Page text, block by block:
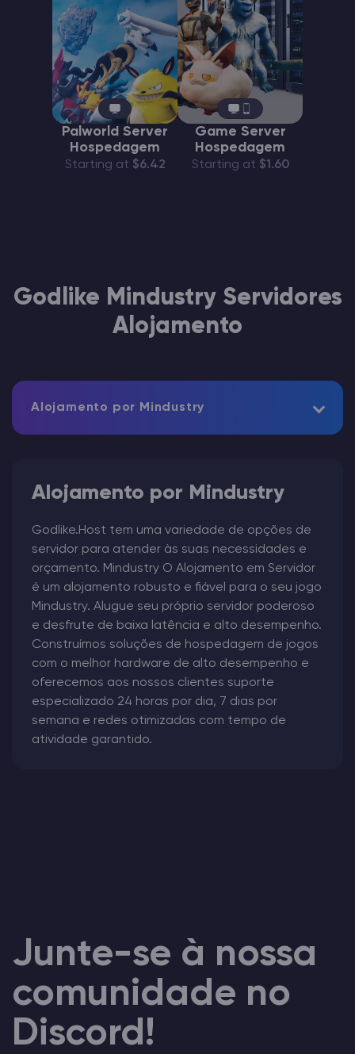
Palworld Server
Hospedagem
Starting at $6.42
Game Server
Hospedagem
Starting at $1.60
Godlike Mindustry Servidores
Alojamento
Alojamento por Mindustry
Alojamento por Mindustry
Godlike.Host tem uma variedade de opções de
servidor para atender às suas necessidades e
orçamento. Mindustry O Alojamento em Servidor
é um alojamento robusto e fiável para o seu jogo
Mindustry. Alugue seu próprio servidor poderoso
e desfrute de baixa latência e alto desempenho.
Construímos soluções de hospedagem de jogos
com o melhor hardware de alto desempenho e
oferecemos aos nossos clientes suporte
especializado 24 horas por dia, 7 dias por
semana e redes otimizadas com tempo de
atividade garantido.
Junte-se à nossa
comunidade no
Discord!